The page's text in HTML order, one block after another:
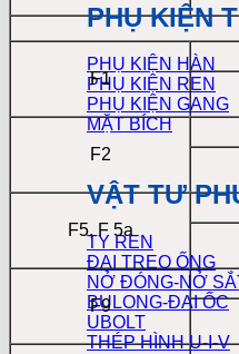
PHỤ KIỆN
PHỤ KIỆN HÀN
PHỤ KIỆN REN
PHỤ KIỆN GANG
MẶT BÍCH
VẬT TƯ
TY REN
ĐAI TREO ỐNG
NỞ ĐÓNG-NỞ
BULONG-ĐAI ỐC
UBOLT
THÉP HÌNH U-I-V
F1
F2
F5, F 5a
F9